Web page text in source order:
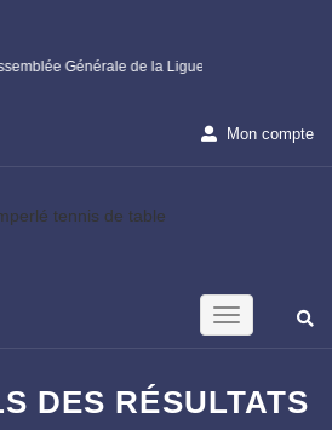
de la Ligue : Appel à candidature
Mon compte
DES RÉSULTATS